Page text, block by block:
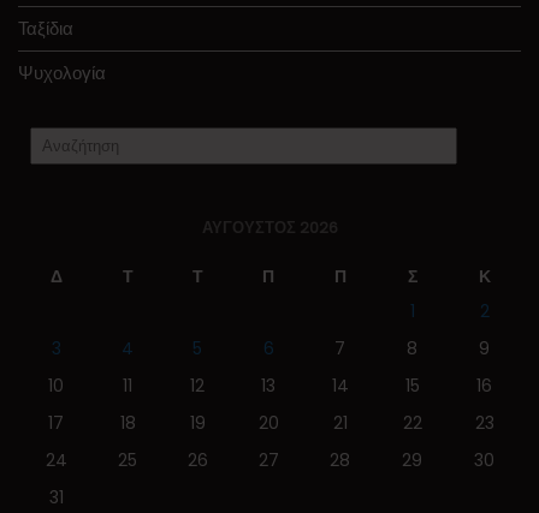
Ταξίδια
Ψυχολογία
ΑΎΓΟΥΣΤΟΣ 2026
Δ Τ Τ Π Π Σ
Κ
1
2
3
4 5 6 7 8
9
10
11 12 13 14 15
16
17
18 19 20 21 22
23
24
25 26 27 28 29
30
31